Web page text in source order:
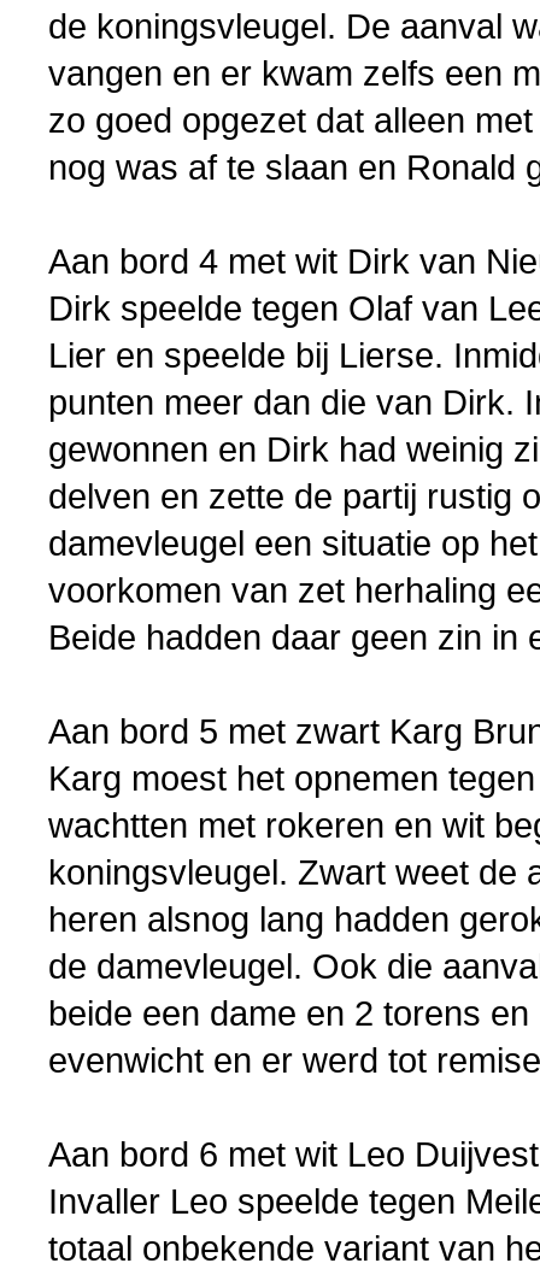
de koningsvleugel. De aanval
vangen en er kwam zelfs een
zo goed opgezet dat alleen
nog was af te slaan en Ronald
Aan bord 4 met wit Dirk van
Dirk speelde tegen Olaf van
Lier en speelde bij Lierse.
punten meer dan die van Dirk.
gewonnen en Dirk had weinig
delven en zette de partij rustig
damevleugel een situatie op
voorkomen van zet herhaling
Beide hadden daar geen zin in
Aan bord 5 met zwart Karg
Karg moest het opnemen
wachtten met rokeren en wit
koningsvleugel. Zwart weet de
heren alsnog lang hadden
de damevleugel. Ook die
beide een dame en 2 torens
evenwicht en er werd tot
Aan bord 6 met wit Leo
Invaller Leo speelde tegen
totaal onbekende variant van